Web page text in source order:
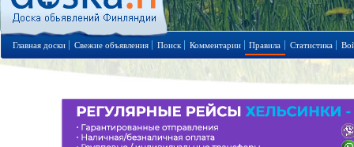
Главная доски Свежие объявления Поиск Комментарии Правила Статистика